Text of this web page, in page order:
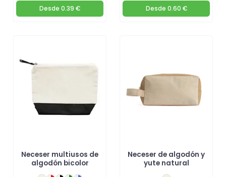
Desde 0.39 € Desde 0.60 €
Neceser multiusos de
algodón bicolor
Neceser de algodón y
yute natural